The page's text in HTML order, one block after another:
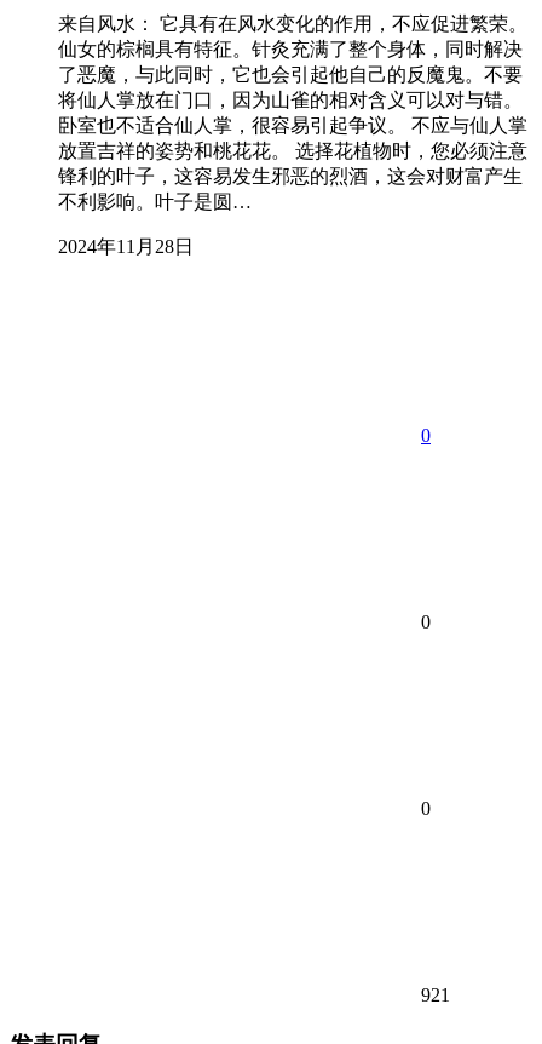
来自风水： 它具有在风水变化的作用，不应促进繁荣。
仙女的棕榈具有特征。针灸充满了整个身体，同时解决
了恶魔，与此同时，它也会引起他自己的反魔鬼。不要
将仙人掌放在门口，因为山雀的相对含义可以对与错。
卧室也不适合仙人掌，很容易引起争议。 不应与仙人掌
放置吉祥的姿势和桃花花。 选择花植物时，您必须注意
锋利的叶子，这容易发生邪恶的烈酒，这会对财富产生
不利影响。叶子是圆…
2024年11月28日
0
0
0
921